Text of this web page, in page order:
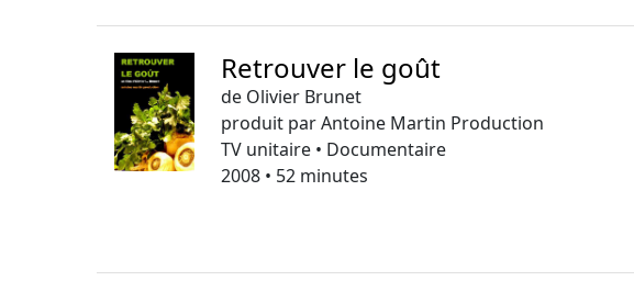
Retrouver le goût
de Olivier Brunet
produit par Antoine Martin Production
TV unitaire • Documentaire
2008 • 52 minutes